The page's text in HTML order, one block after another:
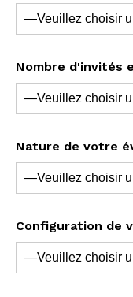
Nombre d'invités
Nature de votre
Configuration de